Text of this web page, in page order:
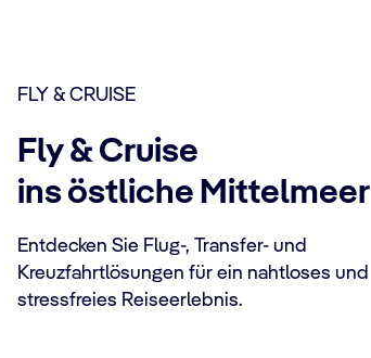
FLY & CRUISE
Fly & Cruise
ins östliche Mittelmeer
Entdecken Sie Flug‑, Transfer‑ und
Kreuzfahrtlösungen für ein nahtloses und
stressfreies Reiseerlebnis.